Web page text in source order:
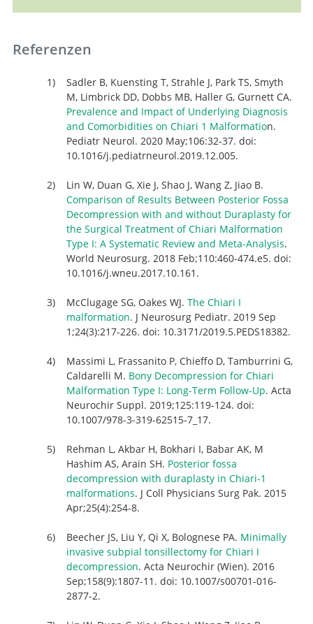
Referenzen
Sadler B, Kuensting T, Strahle J, Park TS, Smyth
M, Limbrick DD, Dobbs MB, Haller G, Gurnett CA.
Prevalence and Impact of Underlying Diagnosis
and Comorbidities on Chiari 1 Malformation.
Pediatr Neurol. 2020 May;106:32-37. doi:
10.1016/j.pediatrneurol.2019.12.005.
Lin W, Duan G, Xie J, Shao J, Wang Z, Jiao B.
Comparison of Results Between Posterior Fossa
Decompression with and without Duraplasty for
the Surgical Treatment of Chiari Malformation
Type I: A Systematic Review and Meta-Analysis.
World Neurosurg. 2018 Feb;110:460-474.e5. doi:
10.1016/j.wneu.2017.10.161.
McClugage SG, Oakes WJ. The Chiari I
malformation. J Neurosurg Pediatr. 2019 Sep
1;24(3):217-226. doi: 10.3171/2019.5.PEDS18382.
Massimi L, Frassanito P, Chieffo D, Tamburrini G,
Caldarelli M. Bony Decompression for Chiari
Malformation Type I: Long-Term Follow-Up. Acta
Neurochir Suppl. 2019;125:119-124. doi:
10.1007/978-3-319-62515-7_17.
Rehman L, Akbar H, Bokhari I, Babar AK, M
Hashim AS, Arain SH. Posterior fossa
decompression with duraplasty in Chiari-1
malformations. J Coll Physicians Surg Pak. 2015
Apr;25(4):254-8.
Beecher JS, Liu Y, Qi X, Bolognese PA. Minimally
invasive subpial tonsillectomy for Chiari I
decompression. Acta Neurochir (Wien). 2016
Sep;158(9):1807-11. doi: 10.1007/s00701-016-
2877-2.